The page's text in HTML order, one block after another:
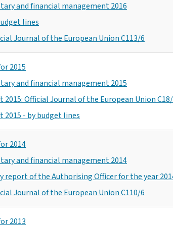
and financial management 2016
lines
Journal of the European Union C113/6
2015
and financial management 2015
Official Journal of the European Union
2015 - by budget lines
2014
and financial management 2014
report of the Authorising Officer for the year
Journal of the European Union C110/6
2013